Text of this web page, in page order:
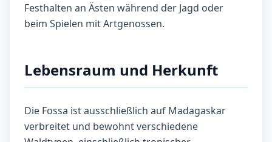
Festhalten an Ästen während der Jagd oder
beim Spielen mit Artgenossen.
Lebensraum und Herkunft
Die Fossa ist ausschließlich auf Madagaskar
verbreitet und bewohnt verschiedene